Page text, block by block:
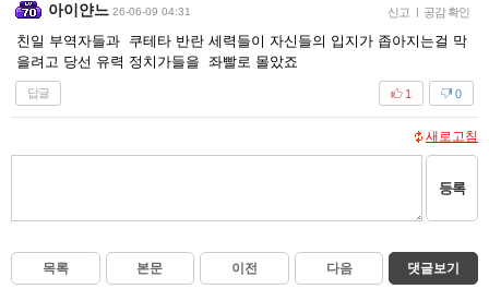
아이얀느 26-06-09 04:31 신고 | 공감 확인
친일 부역자들과 쿠테타 반란 세력들이 자신들의 입지가 좁아지는걸 막
을려고 당선 유력 정치가들을 좌빨로 몰았죠
답글 0
1
새로고침
등록
목록 본문 이전 다음 댓글보기